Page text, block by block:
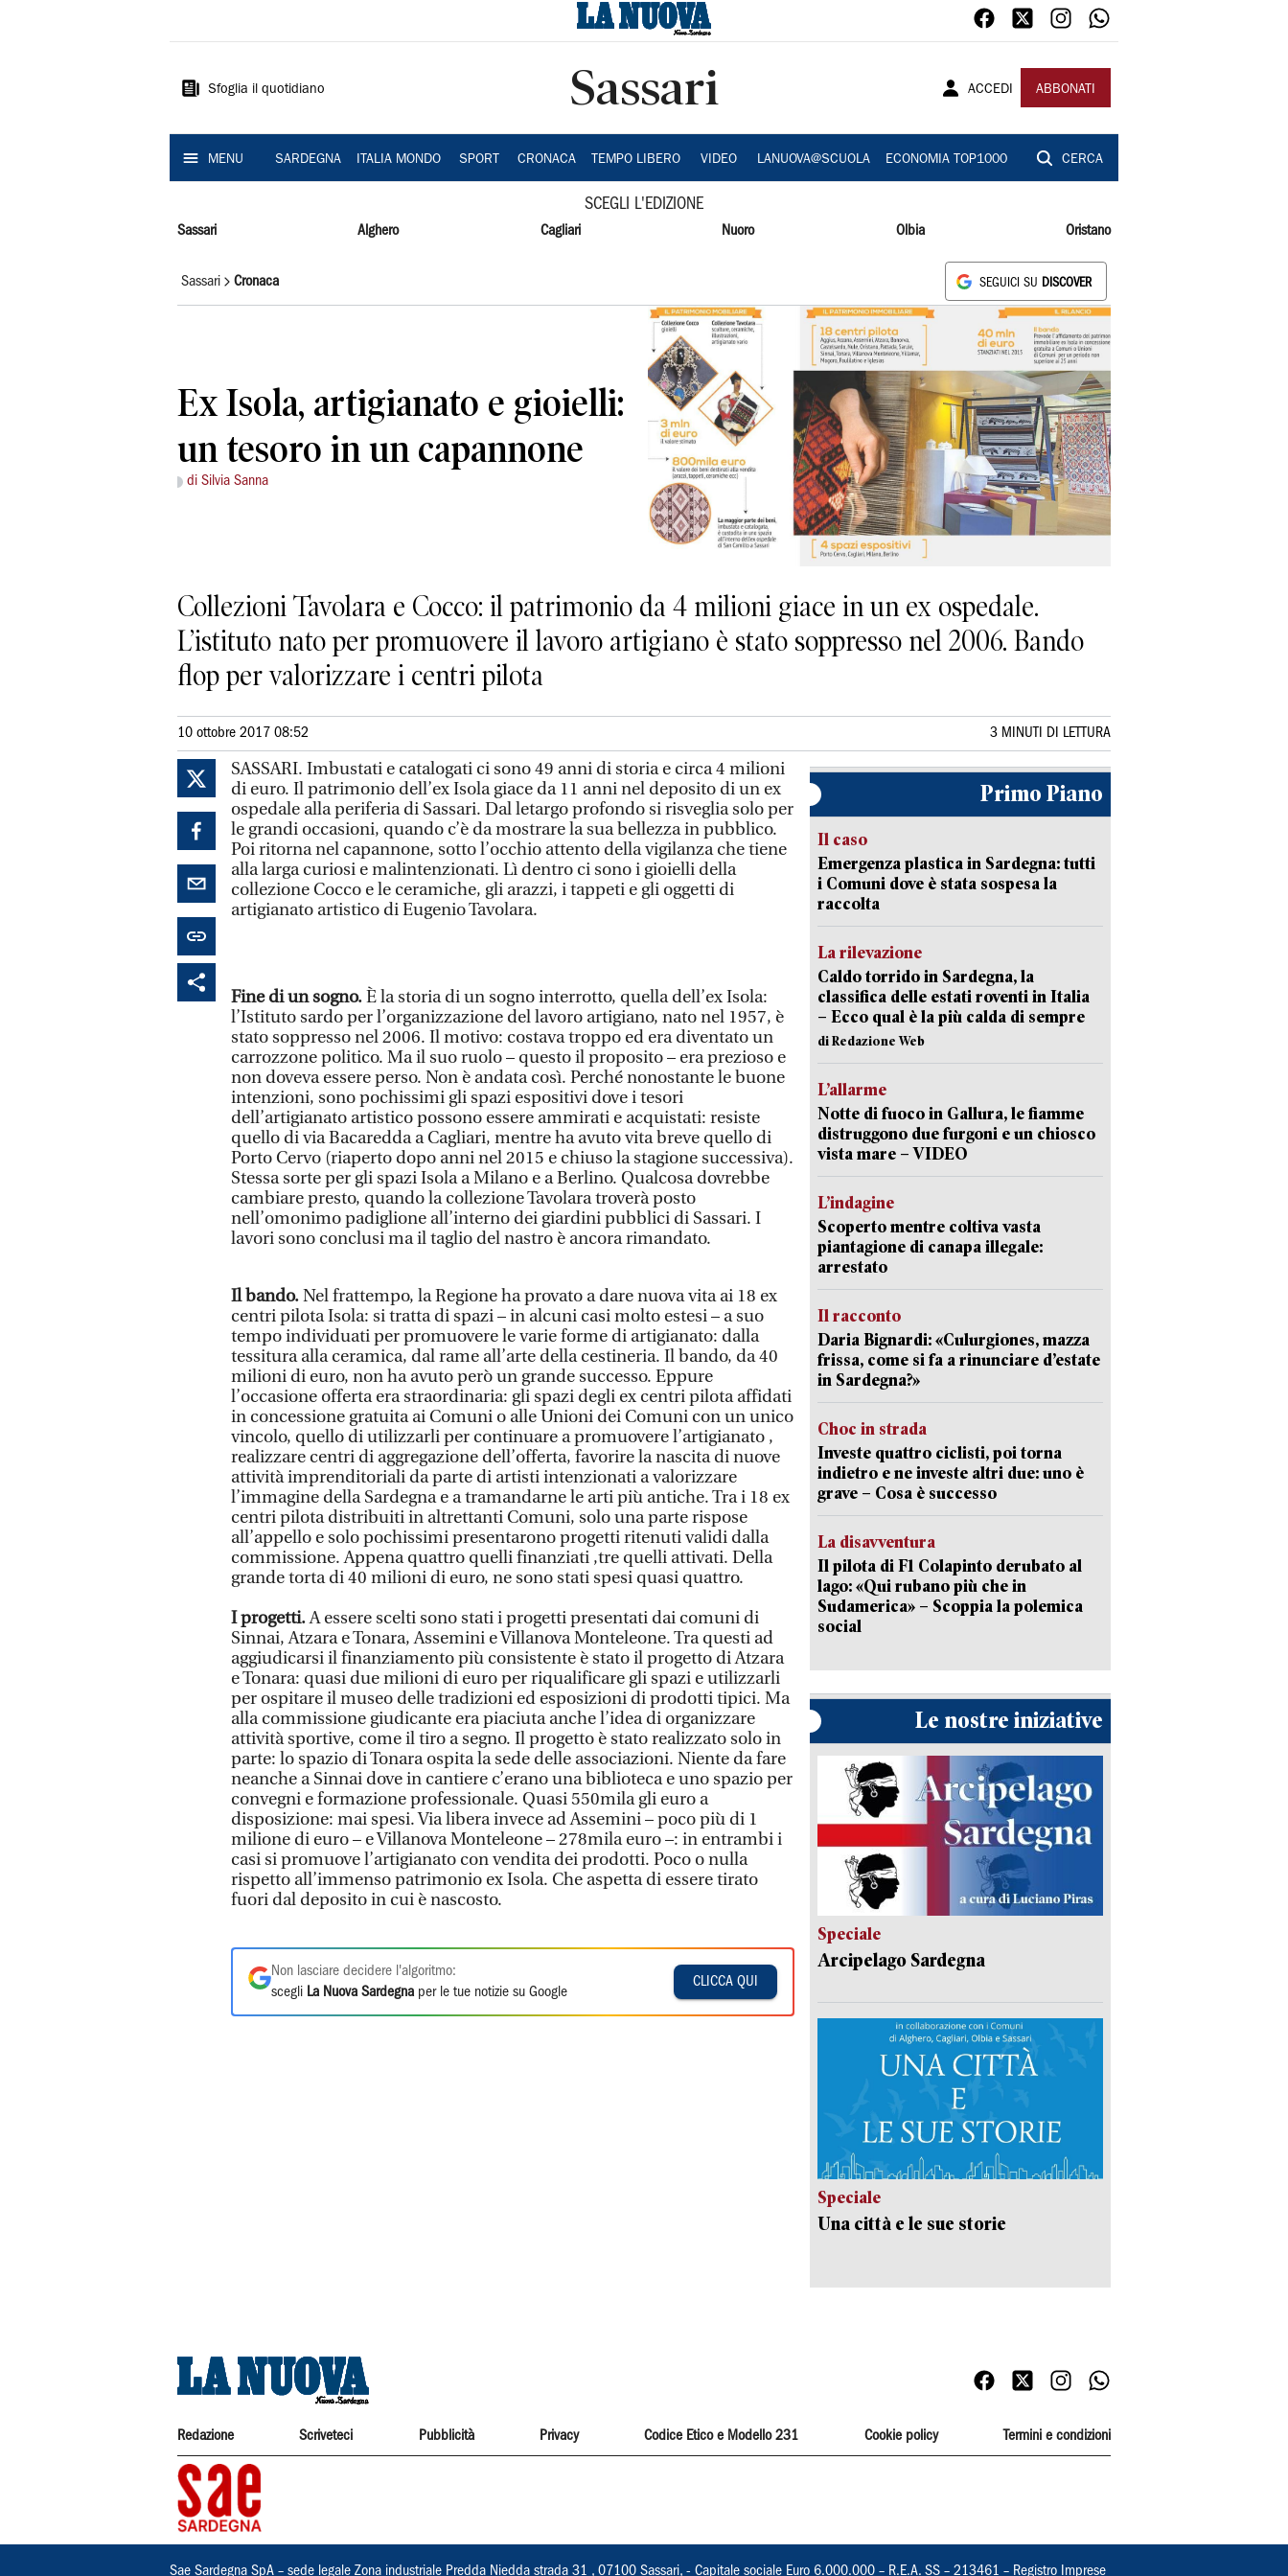
Sardegna
Sfoglia il quotidiano Sassari ACCEDI ABBONATI
MENU SARDEGNA ITALIA MONDO SPORT CRONACA TEMPO LIBERO VIDEO LANUOVA@SCUOLA ECONOMIA TOP1000 CERCA
SCEGLI L'EDIZIONE
Sassari Alghero Cagliari Nuoro Olbia Oristano
Sassari Cronaca SEGUICI SU DISCOVER
Ex Isola, artigianato e gioielli:
un tesoro in un capannone
di Silvia Sanna
Collezioni Tavolara e Cocco: il patrimonio da 4 milioni giace in un ex ospedale.
L’istituto nato per promuovere il lavoro artigiano è stato soppresso nel 2006. Bando
flop per valorizzare i centri pilota
10 ottobre 2017 08:52 3 MINUTI DI LETTURA
SASSARI. Imbustati e catalogati ci sono 49 anni di storia e circa 4 milioni
di euro. Il patrimonio dell’ex Isola giace da 11 anni nel deposito di un ex
ospedale alla periferia di Sassari. Dal letargo profondo si risveglia solo per
le grandi occasioni, quando c’è da mostrare la sua bellezza in pubblico.
Poi ritorna nel capannone, sotto l’occhio attento della vigilanza che tiene
alla larga curiosi e malintenzionati. Lì dentro ci sono i gioielli della
collezione Cocco e le ceramiche, gli arazzi, i tappeti e gli oggetti di
artigianato artistico di Eugenio Tavolara.
Fine di un sogno.È la storia di un sogno interrotto, quella dell’ex Isola:
l’Istituto sardo per l’organizzazione del lavoro artigiano, nato nel 1957, è
stato soppresso nel 2006. Il motivo: costava troppo ed era diventato un
carrozzone politico. Ma il suo ruolo – questo il proposito – era prezioso e
non doveva essere perso. Non è andata così. Perché nonostante le buone
intenzioni, sono pochissimi gli spazi espositivi dove i tesori
dell’artigianato artistico possono essere ammirati e acquistati: resiste
quello di via Bacaredda a Cagliari, mentre ha avuto vita breve quello di
Porto Cervo (riaperto dopo anni nel 2015 e chiuso la stagione successiva).
Stessa sorte per gli spazi Isola a Milano e a Berlino. Qualcosa dovrebbe
cambiare presto, quando la collezione Tavolara troverà posto
nell’omonimo padiglione all’interno dei giardini pubblici di Sassari. I
lavori sono conclusi ma il taglio del nastro è ancora rimandato.
Il bando.Nel frattempo, la Regione ha provato a dare nuova vita ai 18 ex
centri pilota Isola: si tratta di spazi – in alcuni casi molto estesi – a suo
tempo individuati per promuovere le varie forme di artigianato: dalla
tessitura alla ceramica, dal rame all’arte della cestineria. Il bando, da 40
milioni di euro, non ha avuto però un grande successo. Eppure
l’occasione offerta era straordinaria: gli spazi degli ex centri pilota affidati
in concessione gratuita ai Comuni o alle Unioni dei Comuni con un unico
vincolo, quello di utilizzarli per continuare a promuovere l’artigianato ,
realizzare centri di aggregazione dell’offerta, favorire la nascita di nuove
attività imprenditoriali da parte di artisti intenzionati a valorizzare
l’immagine della Sardegna e a tramandarne le arti più antiche. Tra i 18 ex
centri pilota distribuiti in altrettanti Comuni, solo una parte rispose
all’appello e solo pochissimi presentarono progetti ritenuti validi dalla
commissione. Appena quattro quelli finanziati ,tre quelli attivati. Della
grande torta di 40 milioni di euro, ne sono stati spesi quasi quattro.
I progetti.A essere scelti sono stati i progetti presentati dai comuni di
Sinnai, Atzara e Tonara, Assemini e Villanova Monteleone. Tra questi ad
aggiudicarsi il finanziamento più consistente è stato il progetto di Atzara
e Tonara: quasi due milioni di euro per riqualificare gli spazi e utilizzarli
per ospitare il museo delle tradizioni ed esposizioni di prodotti tipici. Ma
alla commissione giudicante era piaciuta anche l’idea di organizzare
attività sportive, come il tiro a segno. Il progetto è stato realizzato solo in
parte: lo spazio di Tonara ospita la sede delle associazioni. Niente da fare
neanche a Sinnai dove in cantiere c’erano una biblioteca e uno spazio per
convegni e formazione professionale. Quasi 550mila gli euro a
disposizione: mai spesi. Via libera invece ad Assemini – poco più di 1
milione di euro – e Villanova Monteleone – 278mila euro –: in entrambi i
casi si promuove l’artigianato con vendita dei prodotti. Poco o nulla
rispetto all’immenso patrimonio ex Isola. Che aspetta di essere tirato
fuori dal deposito in cui è nascosto.
Non lasciare decidere l'algoritmo:
scegli La Nuova Sardegna per le tue notizie su Google
CLICCA QUI
Primo Piano
Il caso
Emergenza plastica in Sardegna: tutti
i Comuni dove è stata sospesa la
raccolta
La rilevazione
Caldo torrido in Sardegna, la
classifica delle estati roventi in Italia
– Ecco qual è la più calda di sempre
di Redazione Web
L’allarme
Notte di fuoco in Gallura, le fiamme
distruggono due furgoni e un chiosco
vista mare – VIDEO
L’indagine
Scoperto mentre coltiva vasta
piantagione di canapa illegale:
arrestato
Il racconto
Daria Bignardi: «Culurgiones, mazza
frissa, come si fa a rinunciare d’estate
in Sardegna?»
Choc in strada
Investe quattro ciclisti, poi torna
indietro e ne investe altri due: uno è
grave – Cosa è successo
La disavventura
Il pilota di F1 Colapinto derubato al
lago: «Qui rubano più che in
Sudamerica» – Scoppia la polemica
social
Le nostre iniziative
Speciale
Arcipelago Sardegna
Speciale
Una città e le sue storie
Redazione Scriveteci Pubblicità Privacy Codice Etico e Modello 231 Cookie policy Termini e condizioni
Sae Sardegna SpA – sede legale Zona industriale Predda Niedda strada 31 , 07100 Sassari, - Capitale sociale Euro 6.000.000 – R.E.A. SS – 213461 – Registro Imprese